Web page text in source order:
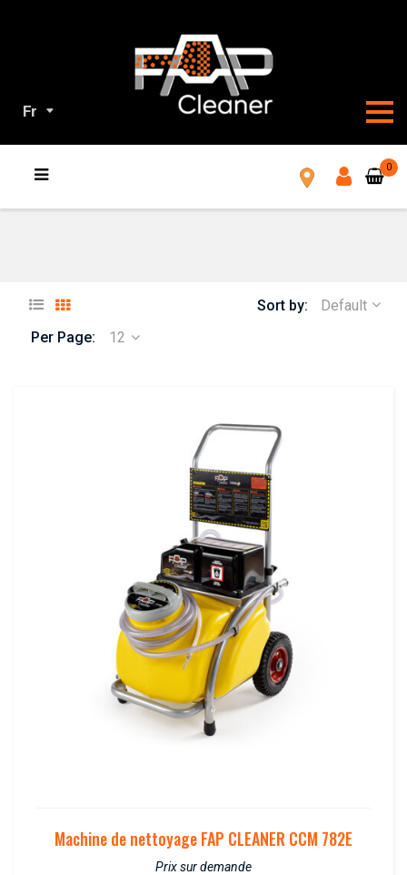
Fr
0
Sort by:
Default
Per Page:
12
Machine de nettoyage FAP CLEANER CCM 782E
Prix sur demande